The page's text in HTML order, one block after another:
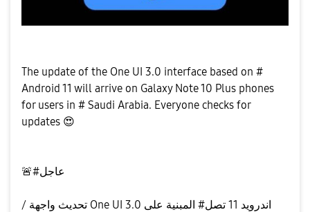
The update of the One UI 3.0 interface based on #
Android 11 will arrive on Galaxy Note 10 Plus phones
for users in # Saudi Arabia. Everyone checks for
updates 😍
🚨 ‎#عاجل
/ تحديث واجهة One UI 3.0 المبنية على ‎#اندرويد 11 تصل